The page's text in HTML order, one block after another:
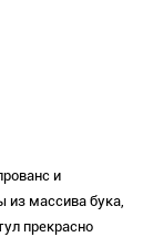
и
из массива бука,
прекрасно